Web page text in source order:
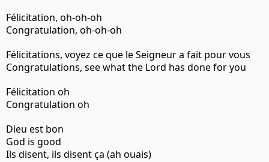
Félicitation, oh-oh-oh
Congratulation, oh-oh-oh
Félicitations, voyez ce que le Seigneur a fait pour vous
Congratulations, see what the Lord has done for you
Félicitation oh
Congratulation oh
Dieu est bon
God is good
Ils disent, ils disent ça (ah ouais)